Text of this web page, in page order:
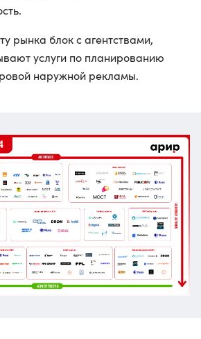
рынка блок с агентствами,
услуги по планированию
наружной рекламы.